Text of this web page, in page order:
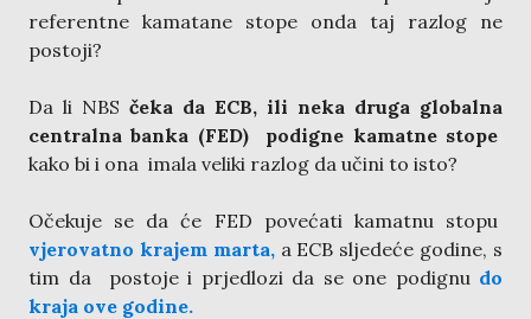
referentne kamatane stope onda taj razlog ne
postoji?
Da li NBS čeka da ECB, ili neka druga globalna
centralna banka (FED) podigne kamatne stope
kako bi i ona imala veliki razlog da učini to isto?
Očekuje se da će FED povećati kamatnu stopu
vjerovatno krajem marta,a ECB sljedeće godine, s
tim da postoje i prjedlozi da se one podignu do
kraja ove godine.